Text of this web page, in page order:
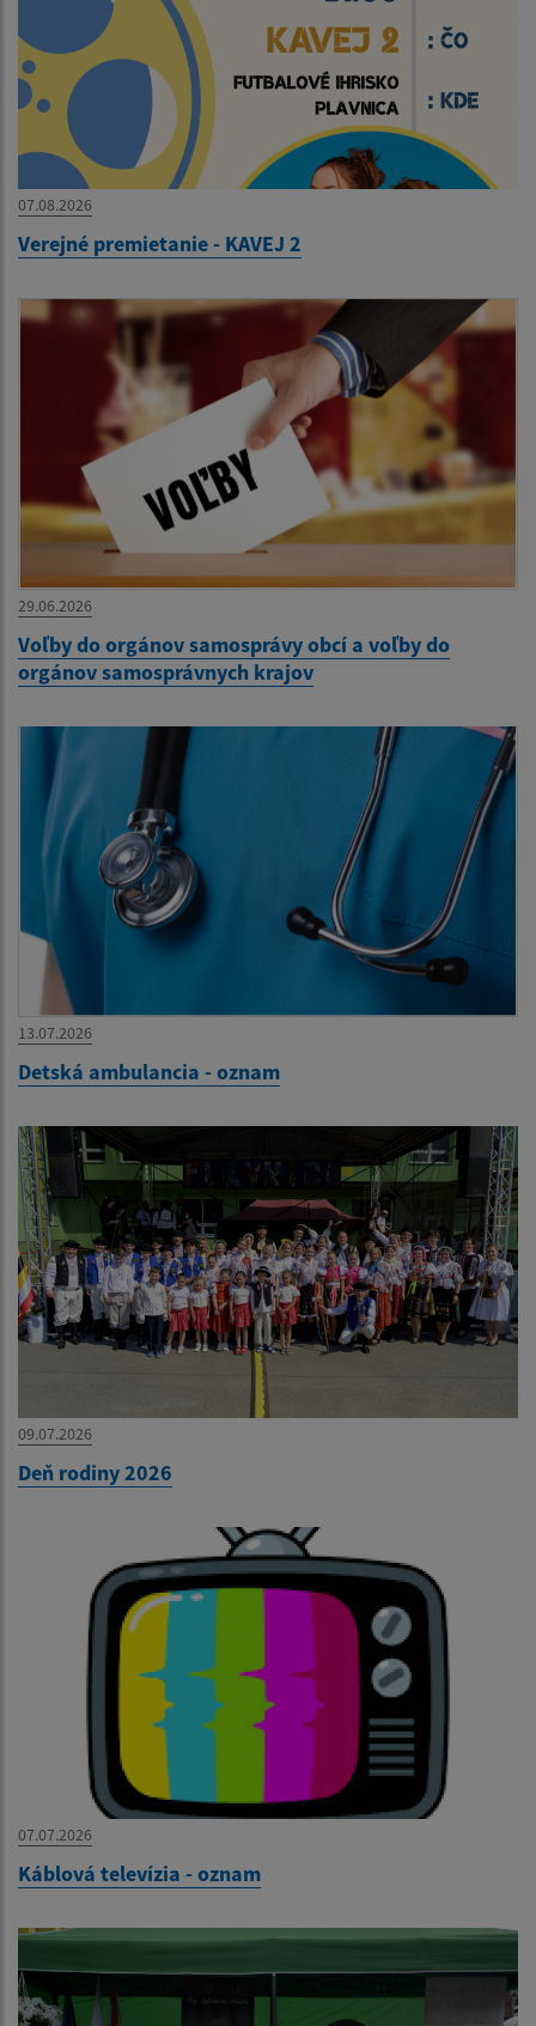
07.08.2026
Verejné premietanie - KAVEJ 2
29.06.2026
Voľby do orgánov samosprávy obcí a voľby do
orgánov samosprávnych krajov
13.07.2026
Detská ambulancia - oznam
09.07.2026
Deň rodiny 2026
07.07.2026
Káblová televízia - oznam